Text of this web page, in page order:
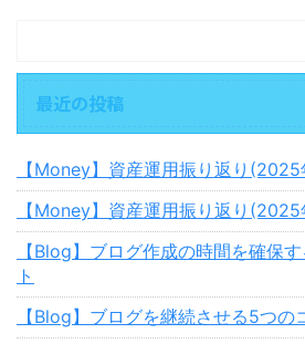
最近の投稿
【Money】資産運用振り返り(2025
【Money】資産運用振り返り
【Blog】ブログ作成の時間を確保
ト
【Blog】ブログを継続させる5つの